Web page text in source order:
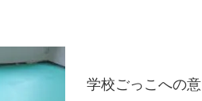
学校ごっこへの意